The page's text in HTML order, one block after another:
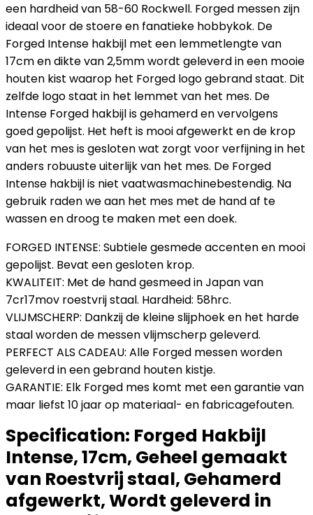
een hardheid van 58-60 Rockwell. Forged messen zijn
ideaal voor de stoere en fanatieke hobbykok. De
Forged Intense hakbijl met een lemmetlengte van
17cm en dikte van 2,5mm wordt geleverd in een mooie
houten kist waarop het Forged logo gebrand staat. Dit
zelfde logo staat in het lemmet van het mes. De
Intense Forged hakbijl is gehamerd en vervolgens
goed gepolijst. Het heft is mooi afgewerkt en de krop
van het mes is gesloten wat zorgt voor verfijning in het
anders robuuste uiterlijk van het mes. De Forged
Intense hakbijl is niet vaatwasmachinebestendig. Na
gebruik raden we aan het mes met de hand af te
wassen en droog te maken met een doek.
FORGED INTENSE: Subtiele gesmede accenten en mooi
gepolijst. Bevat een gesloten krop.
KWALITEIT: Met de hand gesmeed in Japan van
7cr17mov roestvrij staal. Hardheid: 58hrc.
VLIJMSCHERP: Dankzij de kleine slijphoek en het harde
staal worden de messen vlijmscherp geleverd.
PERFECT ALS CADEAU: Alle Forged messen worden
geleverd in een gebrand houten kistje.
GARANTIE: Elk Forged mes komt met een garantie van
maar liefst 10 jaar op materiaal- en fabricagefouten.
Specification: Forged Hakbijl
Intense, 17cm, Geheel gemaakt
van Roestvrij staal, Gehamerd
afgewerkt, Wordt geleverd in